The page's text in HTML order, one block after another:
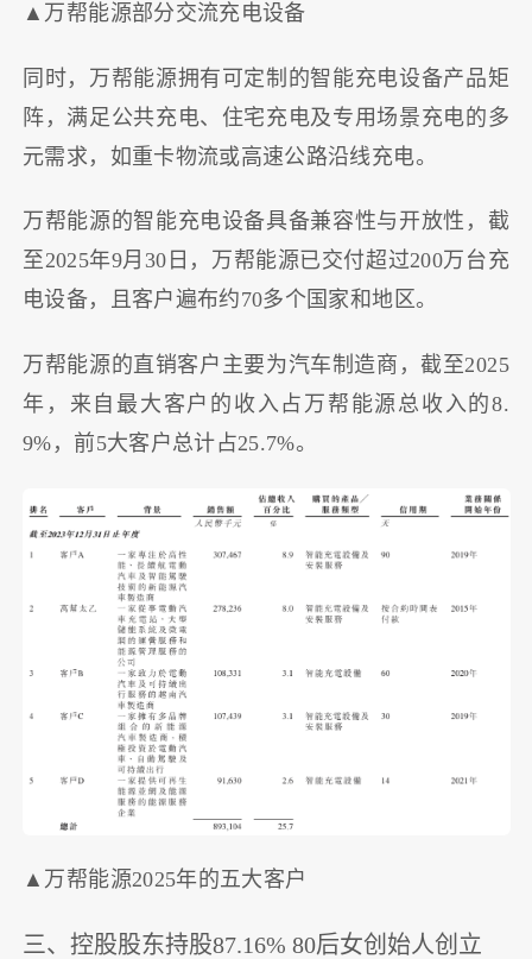
▲万帮能源部分交流充电设备
同时，万帮能源拥有可定制的智能充电设备产品矩
阵，满足公共充电、住宅充电及专用场景充电的多
元需求，如重卡物流或高速公路沿线充电。
万帮能源的智能充电设备具备兼容性与开放性，截
至2025年9月30日，万帮能源已交付超过200万台充
电设备，且客户遍布约70多个国家和地区。
万帮能源的直销客户主要为汽车制造商，截至2025
年，来自最大客户的收入占万帮能源总收入的8.
9%，前5大客户总计占25.7%。
▲万帮能源2025年的五大客户
三、控股股东持股87.16% 80后女创始人创立